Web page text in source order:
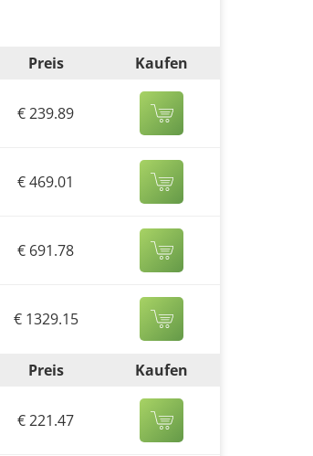
Preis Kaufen
€ 239.89
€ 469.01
€ 691.78
€ 1329.15
Preis Kaufen
€ 221.47